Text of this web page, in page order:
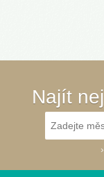
Najít
›